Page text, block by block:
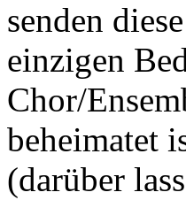
senden
einzigen
Chor/
beheimatet
(darüber